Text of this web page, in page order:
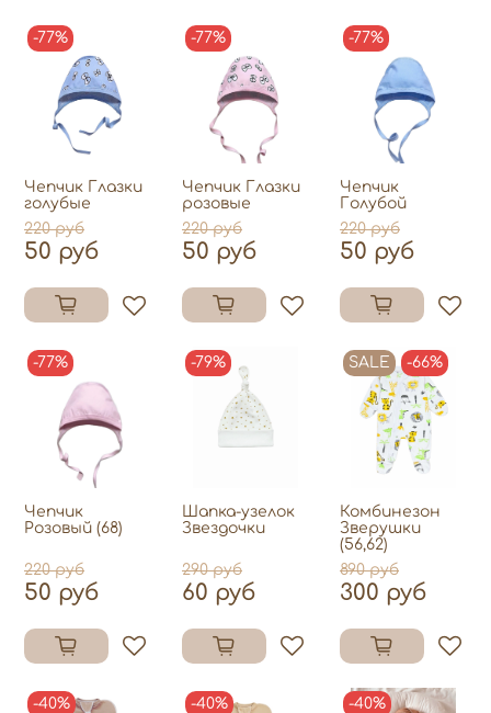
-77%
Чепчик Глазки
голубые
220 руб
50 руб
-77%
Чепчик Глазки
розовые
220 руб
50 руб
-77%
Чепчик
Голубой
220 руб
50 руб
-77%
Чепчик
Розовый (68)
220 руб
50 руб
-79%
Шапка-узелок
Звездочки
290 руб
60 руб
SALE -66%
Комбинезон
Зверушки
(56,62)
890 руб
300 руб
-40% -40% -40%